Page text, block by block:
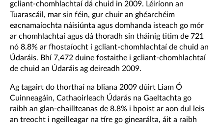
gcliant-chomhlachtaí dá chuid in 2009. Léiríonn an
Tuarascáil, mar sin féin, gur chuir an ghéarchéim
eacnamaíochta náisiúnta agus domhanda isteach go mór
ar chomhlachtaí agus dá thoradh sin tháinig titim de 721
nó 8.8% ar fhostaíocht i gcliant-chomhlachtaí de chuid an
Údaráis. Bhí 7,472 duine fostaithe i gcliant-chomhlachtaí
de chuid an Údaráis ag deireadh 2009.
Ag tagairt do thorthaí na bliana 2009 dúirt Liam Ó
Cuinneagáin, Cathaoirleach Údarás na Gaeltachta go
raibh an glan-chaillteanas de 8.8% i bpoist ar aon dul leis
an treocht i ngeilleagar na tíre go ginearálta, áit a raibh